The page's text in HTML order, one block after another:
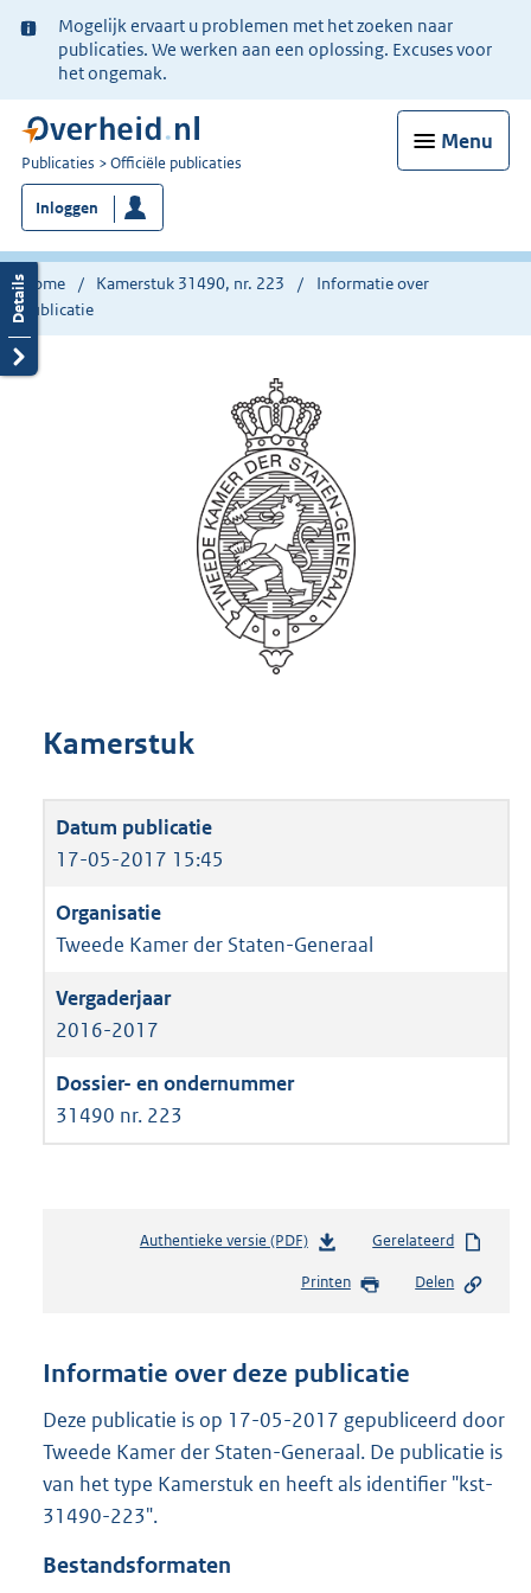
Ter
informatie:
Mogelijk ervaart u problemen met het zoeken naar
publicaties. We werken aan een oplossing. Excuses voor
het ongemak.
Menu
U
bent
nu
hier:
Publicaties Officiële publicaties
Inloggen
Home Kamerstuk 31490, nr. 223
Informatie over
publicatie
Kamerstuk
17-05-2017 15:45
Tweede Kamer der Staten-Generaal
2016-2017
31490 nr. 223
Authentieke versie (PDF)b
s
n
s
r
o
Gerelateerd
Printen Delen
Informatie over deze publicatie
Deze publicatie is op 17-05-2017 gepubliceerd door
Tweede Kamer der Staten-Generaal. De publicatie is
van het type Kamerstuk en heeft als identifier "kst-
31490-223".
Bestandsformaten